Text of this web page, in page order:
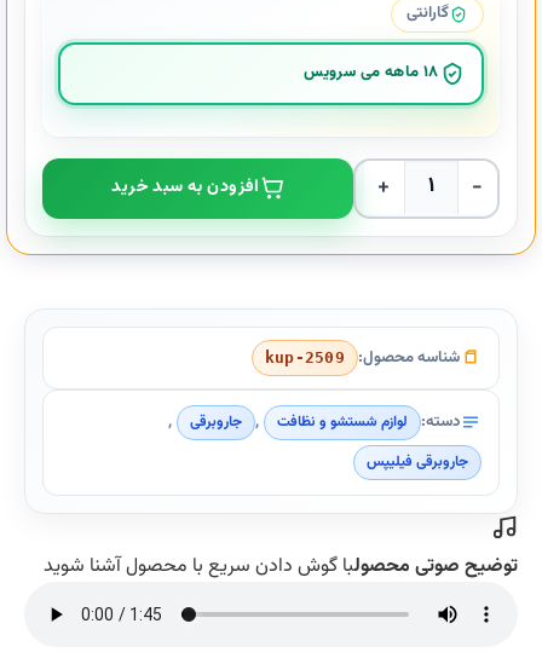
گارانتی
18 ماهه می سرویس
جاروبرقی فیلیپس مدل FC9170 عدد
افزودن به سبد خرید
شناسه محصول: kup-2509
دسته: لوازم شستشو و نظافت , جاروبرقی ,
جاروبرقی فیلیپس
توضیح صوتی محصولبا گوش دادن سریع با محصول آشنا شوید